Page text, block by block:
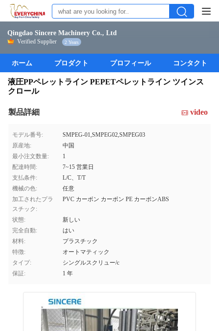
Qingdao Sincere Machinery Co., Ltd
Verified Supplier 2 Years
ホーム プロダクト プロフィール コンタクト
液圧PPペレットライン PEPETペレットライン ツインス
クロール
製品詳細 video
モデル番号:
SMPEG-01,SMPEG02,SMPEG03
原産地:
中国
最小注文数量:
1
配達時間:
7~15 営業日
支払条件:
L/C、T/T
機械の色:
任意
加工されたプラ
スチック:
PVC カーボン カーボン PE カーボンABS
状態:
新しい
完全自動:
はい
材料:
プラスチック
特徴:
オートマティック
タイプ:
シングルスクリュー/c
保証:
1 年